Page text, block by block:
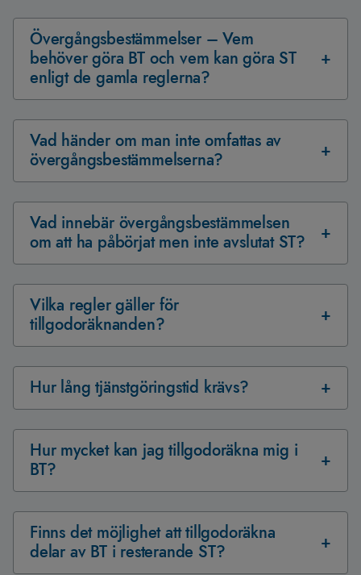
Övergångsbestämmelser – Vem
behöver göra BT och vem kan göra ST
enligt de gamla reglerna?
Vad händer om man inte omfattas av
övergångsbestämmelserna?
Vad innebär övergångsbestämmelsen
om att ha påbörjat men inte avslutat ST?
Vilka regler gäller för
tillgodoräknanden?
Hur lång tjänstgöringstid krävs?
Hur mycket kan jag tillgodoräkna mig i
BT?
Finns det möjlighet att tillgodoräkna
delar av BT i resterande ST?